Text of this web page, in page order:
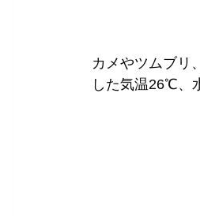
カメやツムブリ
した気温26℃、